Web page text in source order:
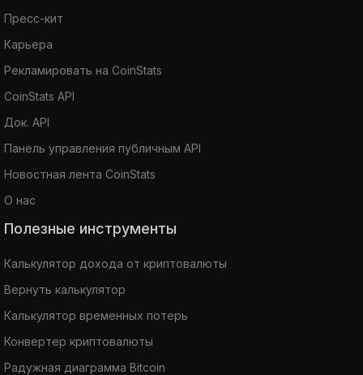
Пресс-кит
Карьера
Рекламировать на CoinStats
CoinStats API
Док. API
Панель управления публичным API
Новостная лента CoinStats
О нас
Полезные инструменты
Калькулятор дохода от криптовалюты
Вернуть калькулятор
Калькулятор временных потерь
Конвертер криптовалюты
Радужная диаграмма Bitcoin